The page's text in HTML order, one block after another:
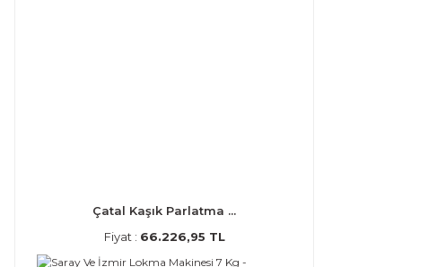
Çatal Kaşık Parlatma ...
Fiyat : 66.226,95 TL